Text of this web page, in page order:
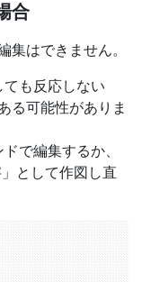
合
集はできません。
も反応しない
る可能性がありま
で編集するか、
として作図し直